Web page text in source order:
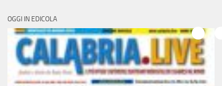
OGGI IN EDICOLA